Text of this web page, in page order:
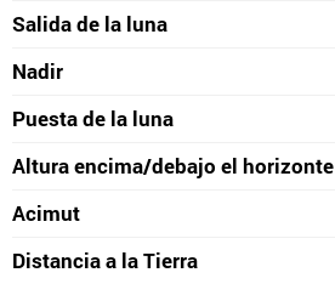
Salida de la luna
Nadir
Puesta de la luna
Altura encima/debajo el horizonte
Acimut
Distancia a la Tierra